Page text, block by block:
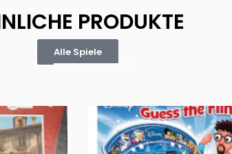
PRODUKTE
Alle Spiele